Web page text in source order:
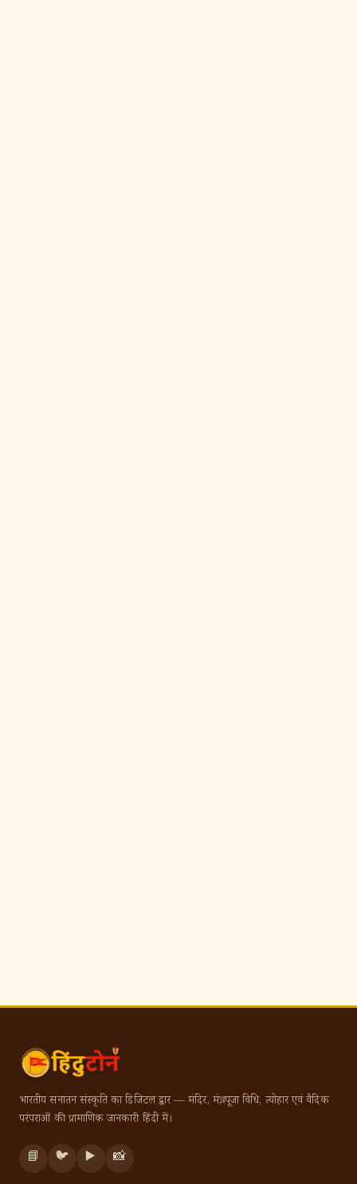
भारतीय सनातन संस्कृति का डिजिटल द्वार — मंदिर, मंत्र, पूजा विधि, त्योहार एवं वैदिक
परंपराओं की प्रामाणिक जानकारी हिंदी में।
📘 🐦 ▶️ 📸